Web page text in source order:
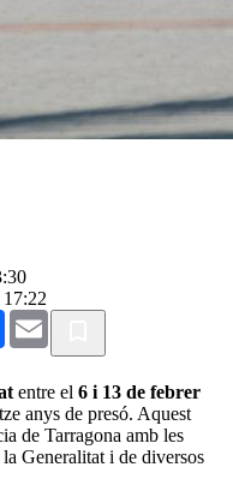
Facebook
Email
entre el 6 i 13 de febrer
anys de presó. Aquest
de Tarragona amb les
Generalitat i de diversos